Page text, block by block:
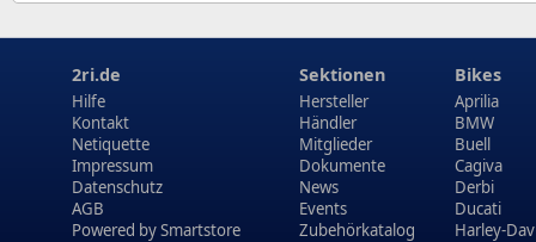
2ri.de
Hilfe
Kontakt
Netiquette
Impressum
Datenschutz
AGB
Powered bySmartstore
Sektionen
Hersteller
Händler
Mitglieder
Dokumente
News
Events
Zubehörkatalog
Bikes
Aprilia
BMW
Buell
Cagiva
Derbi
Ducati
Harley-